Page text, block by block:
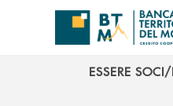
Salta al contenuto principale
ESSERE SOCI/